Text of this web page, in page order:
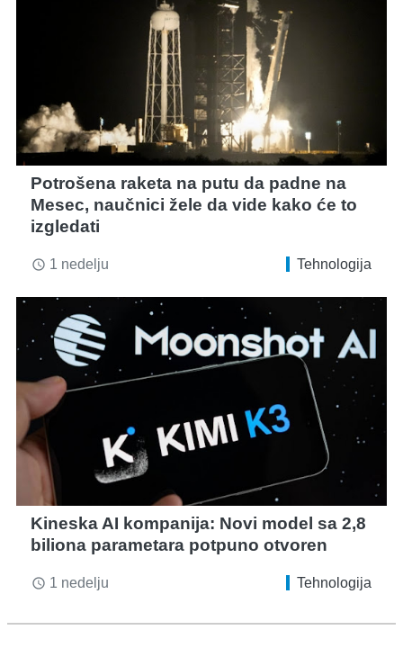
Potrošena raketa na putu da padne na
Mesec, naučnici žele da vide kako će to
izgledati
access_time 1 nedelju Tehnologija
Kineska AI kompanija: Novi model sa 2,8
biliona parametara potpuno otvoren
access_time 1 nedelju Tehnologija